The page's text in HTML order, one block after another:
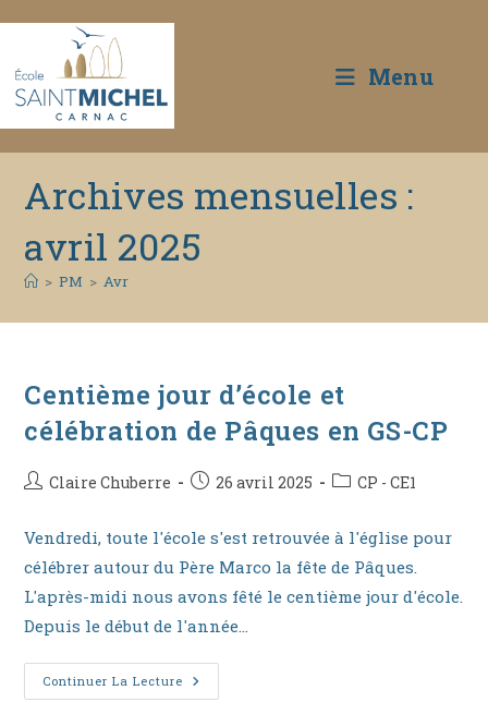
Menu
Archives mensuelles :
avril 2025
> PM > Avr
Centième jour d’école et
célébration de Pâques en GS-CP
Auteur/autrice
la
publication :
Claire Chuberre
Publication
26 avril 2025
PostCP - CE1
Vendredi, toute l'école s'est retrouvée à l'église pour
célébrer autour du Père Marco la fête de Pâques.
L'après-midi nous avons fêté le centième jour d'école.
Depuis le début de l'année…
Continuer La Lecture Centième
Jour